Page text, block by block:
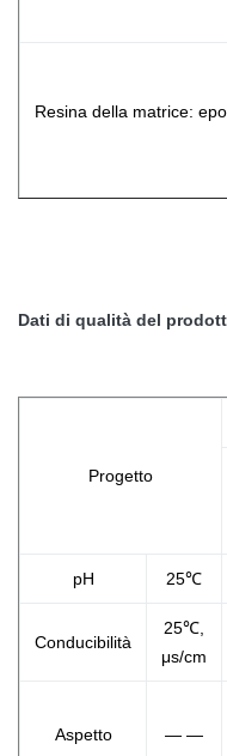
Resina della matrice:
Dati di qualità del
Progetto
pH 25℃
Conducibilità
25℃,
μs/cm
Aspetto — —